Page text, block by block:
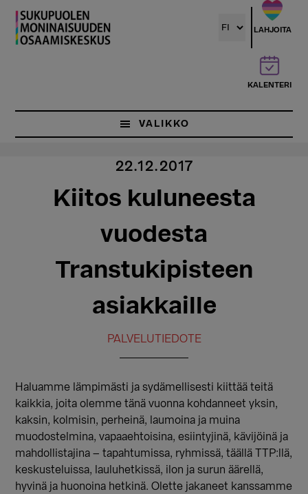
Hyppää
pääsisältöön
LAHJOITA
KALENTERI
VALIKKO
22.12.2017
Kiitos kuluneesta
vuodesta
Transtukipisteen
asiakkaille
PALVELUTIEDOTE
Haluamme lämpimästi ja sydämellisesti kiittää teitä
kaikkia, joita olemme tänä vuonna kohdanneet yksin,
kaksin, kolmisin, perheinä, laumoina ja muina
muodostelmina, vapaaehtoisina, esiintyjinä, kävijöinä ja
mahdollistajina – tapahtumissa, ryhmissä, täällä TTP:llä,
keskusteluissa, lauluhetkissä, ilon ja surun äärellä,
hyvinä ja huonoina hetkinä. Olette jakaneet kanssamme